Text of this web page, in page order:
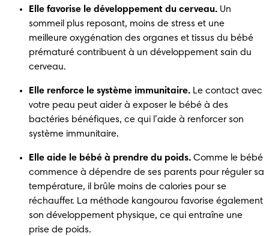
Elle favorise le développement du cerveau. Un
sommeil plus reposant, moins de stress et une
meilleure oxygénation des organes et tissus du bébé
prématuré contribuent à un développement sain du
cerveau.
Elle renforce le système immunitaire. Le contact avec
votre peau peut aider à exposer le bébé à des
bactéries bénéfiques, ce qui l’aide à renforcer son
système immunitaire.
Elle aide le bébé à prendre du poids. Comme le bébé
commence à dépendre de ses parents pour réguler sa
température, il brûle moins de calories pour se
réchauffer. La méthode kangourou favorise également
son développement physique, ce qui entraîne une
prise de poids.